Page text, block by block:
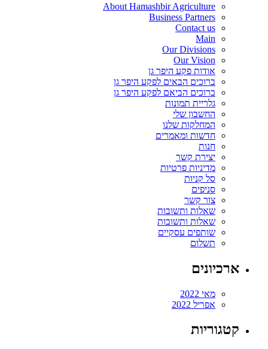
About Hamashbir Agriculture
Business Partners
Contact us
Main
Our Divisions
Our Vision
אודות פקע היפר גן
ברוכים הבאים לפקע היפר גן
ברוכים הביאם לפקע היפר גן
גלריית תמונות
החשבון שלי
המחלקות שלנו
חדשות ומאמרים
חנות
יצירת קשר
מדיניות פרטיות
סל קניות
סניפים
צור קשר
שאלות ותשובות
שאלות ותשובות
שותפים עסקיים
תשלום
ארכיונים
מאי 2022
אפריל 2022
קטגוריות